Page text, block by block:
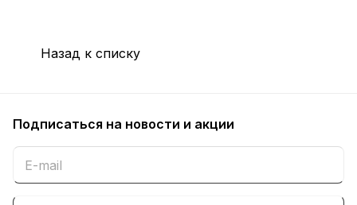
Назад к списку
Подписаться на новости и акции